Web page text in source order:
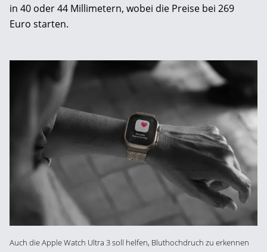
in 40 oder 44 Millimetern, wobei die Preise bei 269
Euro starten.
Auch die Apple Watch Ultra 3 soll helfen, Bluthochdruch zu erkennen